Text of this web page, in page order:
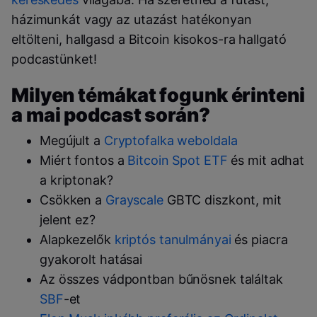
házimunkát vagy az utazást hatékonyan
eltölteni, hallgasd a Bitcoin kisokos-ra hallgató
podcastünket!
Milyen témákat fogunk érinteni
a mai podcast során?
Megújult a Cryptofalka weboldala
Miért fontos a Bitcoin Spot ETF és mit adhat
a kriptonak?
Csökken a GrayscaleGBTC diszkont, mit
jelent ez?
Alapkezelők kriptós tanulmányai és piacra
gyakorolt hatásai
Az összes vádpontban bűnösnek találtak
SBF-et